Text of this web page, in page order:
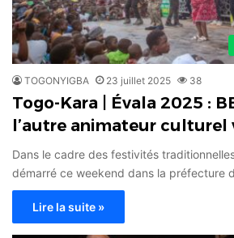
TOGONYIGBA 23 juillet 2025 38
Togo-Kara | Évala 2025 :
l’autre animateur culturel
Dans le cadre des festivités
démarré ce weekend dans la préfecture
Lire la suite »